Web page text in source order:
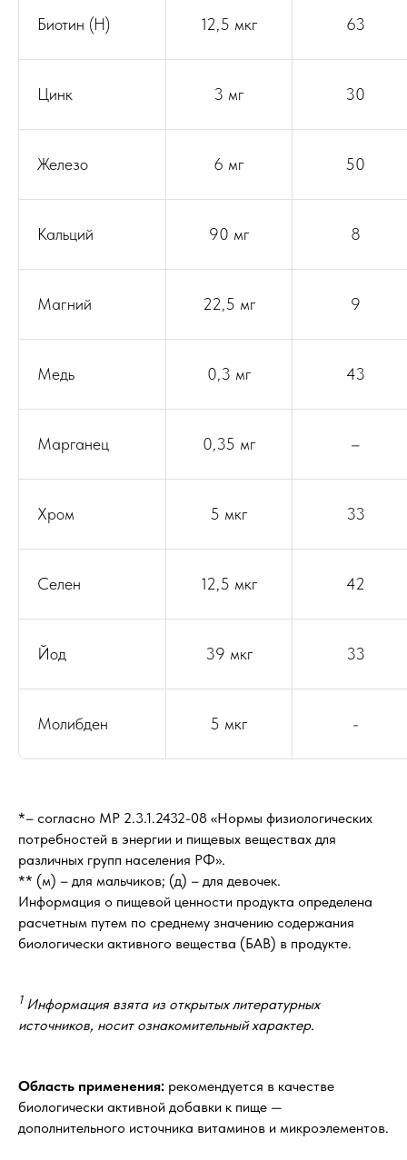
Биотин (H) 12,5 мкг 63
Цинк 3 мг 30
Железо 6 мг 50
Кальций 90 мг 8
Магний 22,5 мг 9
Медь 0,3 мг 43
Марганец 0,35 мг –
Хром 5 мкг 33
Селен 12,5 мкг 42
Йод 39 мкг 33
Молибден 5 мкг -
*– согласно МР 2.3.1.2432-08 «Нормы физиологических
потребностей в энергии и пищевых веществах для
различных групп населения РФ».
** (м) – для мальчиков; (д) – для девочек.
Информация о пищевой ценности продукта определена
расчетным путем по среднему значению содержания
биологически активного вещества (БАВ) в продукте.
1Информация взята из открытых литературных
источников, носит ознакомительный характер.
Область применения: рекомендуется в качестве
биологически активной добавки к пище —
дополнительного источника витаминов и микроэлементов.